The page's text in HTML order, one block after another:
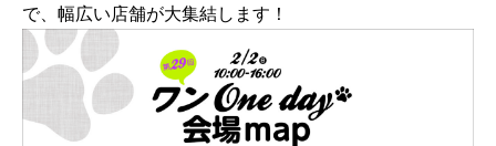
で、幅広い店舗が大集結します！